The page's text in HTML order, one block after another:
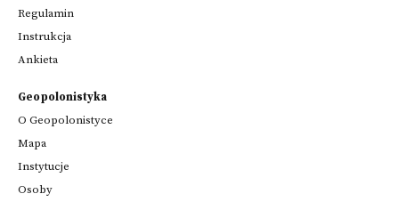
Regulamin
Instrukcja
Ankieta
Geopolonistyka
O Geopolonistyce
Mapa
Instytucje
Osoby